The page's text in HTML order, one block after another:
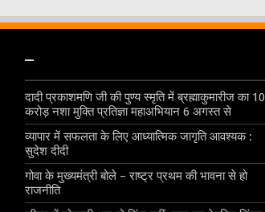
–
दादी प्रकाशमणि जी की पुण्य स्मृति में ब्रह्माकुमारीज का 10
करोड़ नशा मुक्ति प्रतिज्ञा महाअभियान 6 अगस्त से
व्यापार में सफलता के लिए आध्यात्मिक जागृति आवश्यक :
सुदेश दीदी
गोवा के मुख्यमंत्री बोले – राष्ट्र प्रथम की भावना से हो
राजनीति